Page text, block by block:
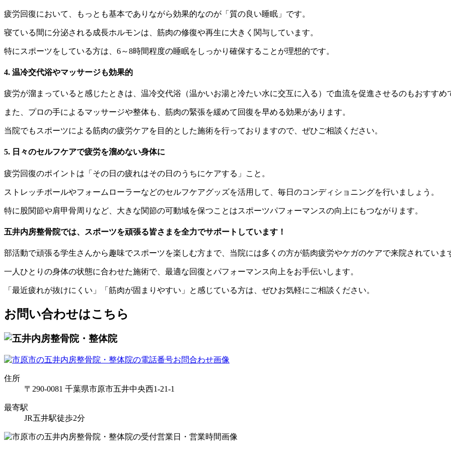
疲労回復において、もっとも基本でありながら効果的なのが「質の良い睡眠」です。
寝ている間に分泌される成長ホルモンは、筋肉の修復や再生に大きく関与しています。
特にスポーツをしている方は、6～8時間程度の睡眠をしっかり確保することが理想的です。
4. 温冷交代浴やマッサージも効果的
疲労が溜まっていると感じたときは、温冷交代浴（温かいお湯と冷たい水に交互に入る）で血流を促進させるのもおすすめ
また、プロの手によるマッサージや整体も、筋肉の緊張を緩めて回復を早める効果があります。
当院でもスポーツによる筋肉の疲労ケアを目的とした施術を行っておりますので、ぜひご相談ください。
5. 日々のセルフケアで疲労を溜めない身体に
疲労回復のポイントは「その日の疲れはその日のうちにケアする」こと。
ストレッチポールやフォームローラーなどのセルフケアグッズを活用して、毎日のコンディショニングを行いましょう。
特に股関節や肩甲骨周りなど、大きな関節の可動域を保つことはスポーツパフォーマンスの向上にもつながります。
五井内房整骨院では、スポーツを頑張る皆さまを全力でサポートしています！
部活動で頑張る学生さんから趣味でスポーツを楽しむ方まで、当院には多くの方が筋肉疲労やケガのケアで来院されていま
一人ひとりの身体の状態に合わせた施術で、最適な回復とパフォーマンス向上をお手伝いします。
「最近疲れが抜けにくい」「筋肉が固まりやすい」と感じている方は、ぜひお気軽にご相談ください。
お問い合わせはこちら
住所
〒290-0081 千葉県市原市五井中央西1-21-1
最寄駅
JR五井駅徒歩2分